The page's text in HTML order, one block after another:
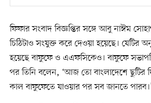
ফিফার সংবাদ বিজ্ঞপ্তির সঙ্গে আবু নাঈম
চিঠিটাও সংযুক্ত করে দেওয়া হয়েছে। যেটির
হয়েছে বাফুফে ও এএফসিকেও। বাফুফে
পর তিনি বলেন, ‘আজ তো বাংলাদেশে ছুটির
কাল বাফুফেতে যাওয়ার পর সব জানতে